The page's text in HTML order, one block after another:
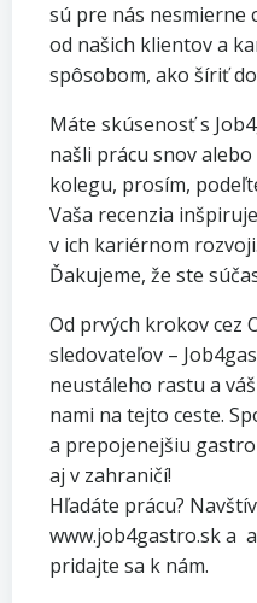
sú pre nás nesmierne
od našich klientov a
spôsobom, ako šíriť
​Máte skúsenosť s
našli prácu snov
kolegu, prosím,
Vaša recenzia
v ich kariérnom rozvoji.
Ďakujeme, že ste
​Od prvých krokov cez
sledovateľov –
neustáleho rastu a
nami na tejto ceste.
a prepojenejšiu
aj v zahraničí!
​Hľadáte prácu?
www.job4gastro.sk a
pridajte sa k nám.